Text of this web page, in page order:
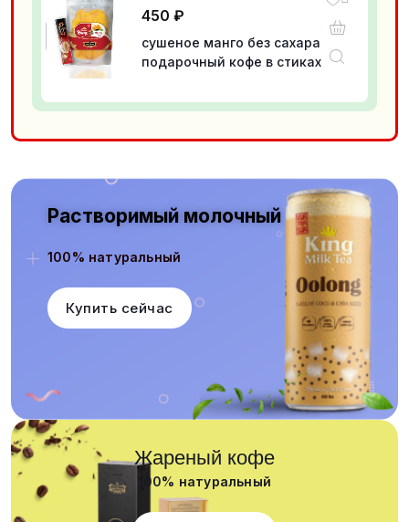
450 ₽
сушеное манго без сахара +
подарочный кофе в стиках
Растворимый молочный
100% натуральный
Купить сейчас
Жареный кофе
100% натуральный